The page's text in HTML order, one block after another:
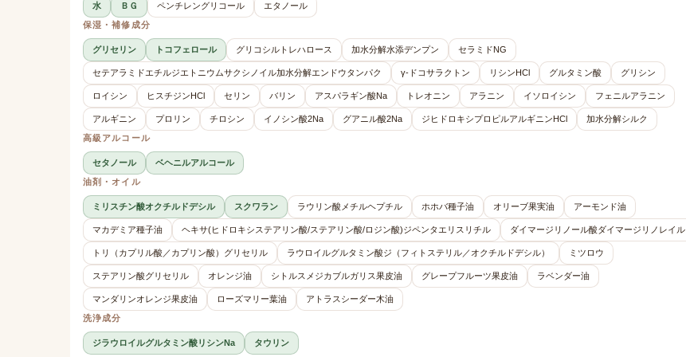
水 ＢＧ ペンチレングリコール
エタノール
保湿・補修成分
グリセリン トコフェロール グリコシルトレハロース 加水分解水添デンプン セラミドNG
セテアラミドエチルジエトニウムサクシノイル加水分解エンドウタンパク γ-ドコサラクトン リシンHCl グルタミン酸 グリシン
ロイシン ヒスチジンHCl セリン バリン アスパラギン酸Na トレオニン アラニン イソロイシン フェニルアラニン
アルギニン プロリン チロシン イノシン酸2Na グアニル酸2Na ジヒドロキシプロピルアルギニンHCl
加水分解シルク
高級アルコール
セタノール
ベヘニルアルコール
油剤・オイル
ミリスチン酸オクチルドデシル スクワラン ラウリン酸メチルヘプチル ホホバ種子油 オリーブ果実油 アーモンド油
マカデミア種子油 ヘキサ(ヒドロキシステアリン酸/ステアリン酸/ロジン酸)ジペンタエリスリチル ダイマージリノール酸ダイマージリノレイル
トリ（カプリル酸／カプリン酸）グリセリル ラウロイルグルタミン酸ジ（フィトステリル／オクチルドデシル） ミツロウ
ステアリン酸グリセリル オレンジ油 シトルスメジカブルガリス果皮油 グレープフルーツ果皮油 ラベンダー油
マンダリンオレンジ果皮油 ローズマリー葉油
アトラスシーダー木油
洗浄成分
ジラウロイルグルタミン酸リシンNa
タウリン